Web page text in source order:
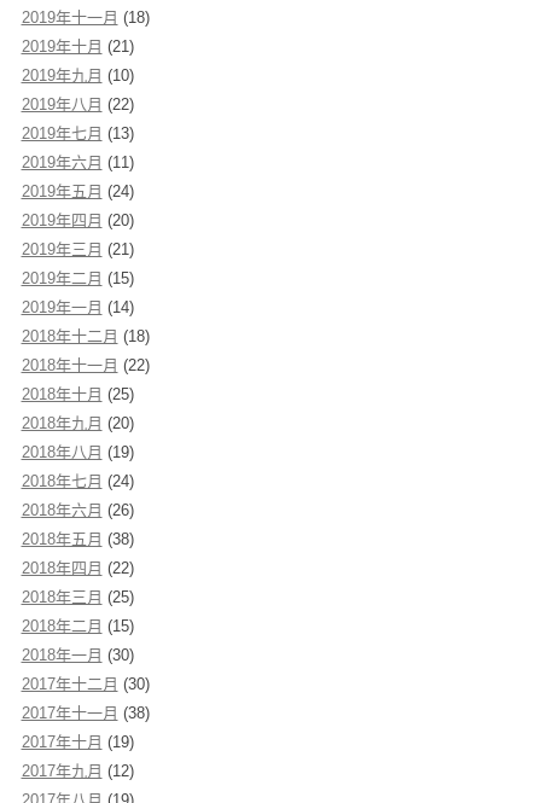
2019年十一月 (18)
2019年十月 (21)
2019年九月 (10)
2019年八月 (22)
2019年七月 (13)
2019年六月 (11)
2019年五月 (24)
2019年四月 (20)
2019年三月 (21)
2019年二月 (15)
2019年一月 (14)
2018年十二月 (18)
2018年十一月 (22)
2018年十月 (25)
2018年九月 (20)
2018年八月 (19)
2018年七月 (24)
2018年六月 (26)
2018年五月 (38)
2018年四月 (22)
2018年三月 (25)
2018年二月 (15)
2018年一月 (30)
2017年十二月 (30)
2017年十一月 (38)
2017年十月 (19)
2017年九月 (12)